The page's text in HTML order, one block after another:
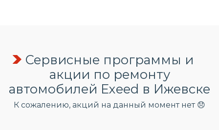
Сервисные программы и
акции по ремонту
автомобилей Exeed в Ижевске
К сожалению, акций на данный момент нет 😞